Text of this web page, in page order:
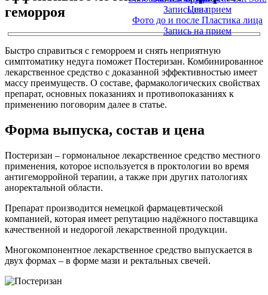
Цена
Фото до и после Пластика лица
Запись на прием
Запись на прием
геморроя
Быстро справиться с геморроем и снять неприятную
симптоматику недуга поможет Постеризан. Комбинированное
лекарственное средство с доказанной эффективностью имеет
массу преимуществ. О составе, фармакологических свойствах
препарат, основных показаниях и противопоказаниях к
применению поговорим далее в статье.
Форма выпуска, состав и цена
Постеризан – гормональное лекарственное средство местного
применения, которое используется в проктологии во время
антигеморройной терапии, а также при других патологиях
аноректальной области.
Препарат производится немецкой фармацевтической
компанией, которая имеет репутацию надёжного поставщика
качественной и недорогой лекарственной продукции.
Многокомпонентное лекарственное средство выпускается в
двух формах – в форме мази и ректальных свечей.